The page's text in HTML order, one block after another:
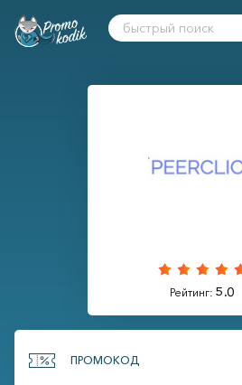
Рейтинг: 5.0
ПРОМОКОД